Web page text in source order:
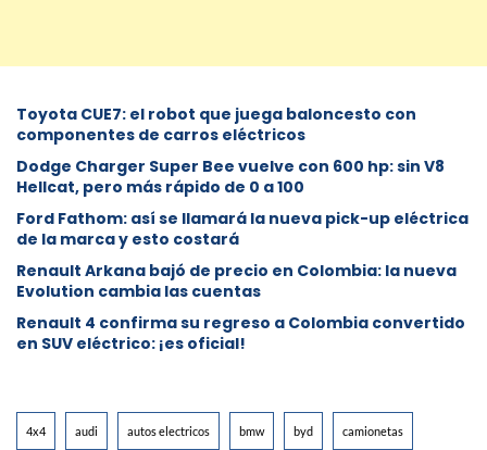
Toyota CUE7: el robot que juega baloncesto con
componentes de carros eléctricos
Dodge Charger Super Bee vuelve con 600 hp: sin V8
Hellcat, pero más rápido de 0 a 100
Ford Fathom: así se llamará la nueva pick-up eléctrica
de la marca y esto costará
Renault Arkana bajó de precio en Colombia: la nueva
Evolution cambia las cuentas
Renault 4 confirma su regreso a Colombia convertido
en SUV eléctrico: ¡es oficial!
4x4 audi autos electricos bmw byd camionetas